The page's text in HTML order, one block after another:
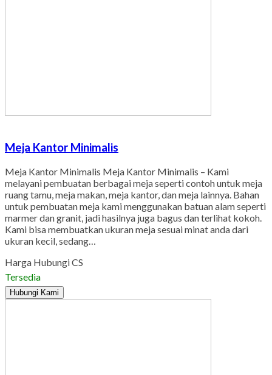
Meja Kantor Minimalis
Meja Kantor Minimalis Meja Kantor Minimalis – Kami
melayani pembuatan berbagai meja seperti contoh untuk meja
ruang tamu, meja makan, meja kantor, dan meja lainnya. Bahan
untuk pembuatan meja kami menggunakan batuan alam seperti
marmer dan granit, jadi hasilnya juga bagus dan terlihat kokoh.
Kami bisa membuatkan ukuran meja sesuai minat anda dari
ukuran kecil, sedang…
Harga Hubungi CS
Tersedia
Hubungi Kami